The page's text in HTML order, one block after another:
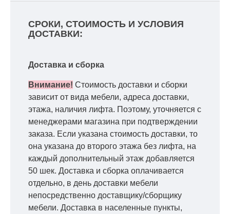
СРОКИ, СТОИМОСТЬ И УСЛОВИЯ
ДОСТАВКИ:
Доставка и сборка
Внимание! Стоимость доставки и сборки
зависит от вида мебели, адреса доставки,
этажа, наличия лифта. Поэтому, уточняется с
менеджерами магазина при подтверждении
заказа. Если указана стоимость доставки, то
она указана до второго этажа без лифта, на
каждый дополнительный этаж добавляется
50 шек. Доставка и сборка оплачивается
отдельно, в день доставки мебели
непосредственно доставщику/сборщику
мебели. Доставка в населенные пункты,